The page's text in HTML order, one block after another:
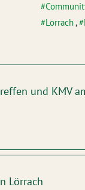
Lörrach,
und KMV
Lörrach